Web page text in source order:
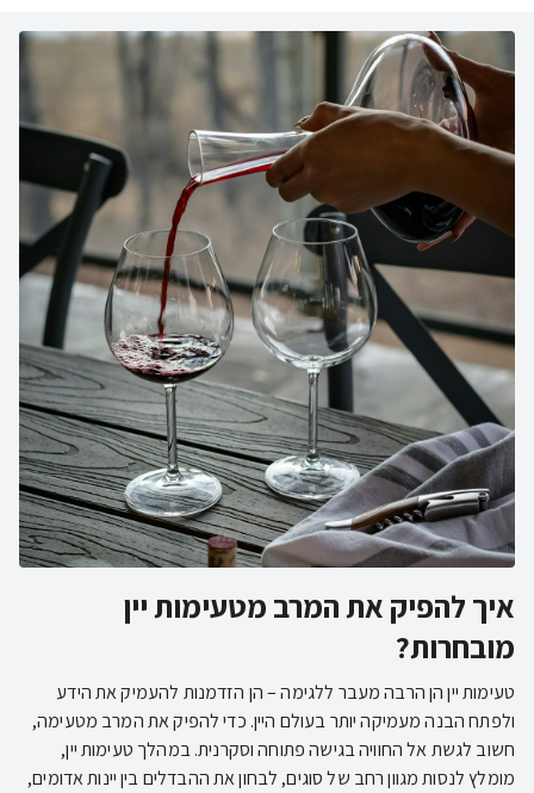
איך להפיק את המרב מטעימות יין
מובחרות?
טעימות יין הן הרבה מעבר ללגימה – הן הזדמנות להעמיק את הידע
ולפתח הבנה מעמיקה יותר בעולם היין. כדי להפיק את המרב מטעימה,
חשוב לגשת אל החוויה בגישה פתוחה וסקרנית. במהלך טעימות יין,
מומלץ לנסות מגוון רחב של סוגים, לבחון את ההבדלים בין יינות אדומים,